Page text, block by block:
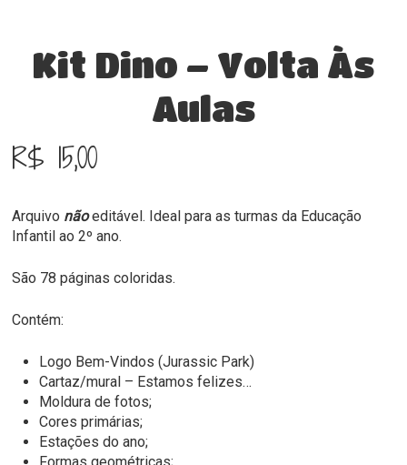
Kit Dino – Volta Às
Aulas
R$ 15,00
Arquivo nãoeditável. Ideal para as turmas da Educação
Infantil ao 2º ano.
São 78 páginas coloridas.
Contém:
Logo Bem-Vindos (Jurassic Park)
Cartaz/mural – Estamos felizes…
Moldura de fotos;
Cores primárias;
Estações do ano;